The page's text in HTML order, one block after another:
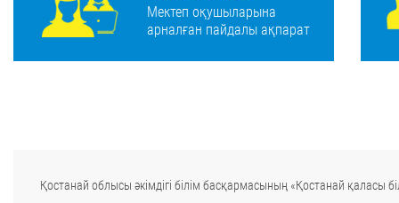
Мектеп оқушыларына
арналған пайдалы ақпарат
Қостанай облысы әкімдігі білім басқармасының «Қостанай қаласы